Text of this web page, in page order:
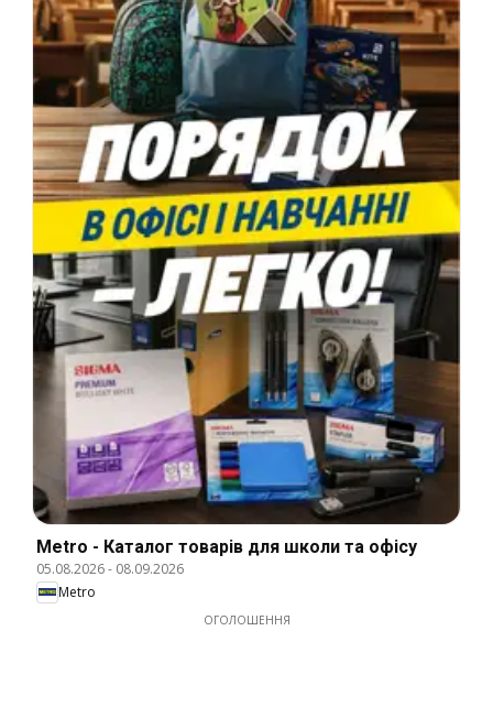
Metro - Каталог товарів для школи та офісу
05.08.2026- 08.09.2026
Metro
ОГОЛОШЕННЯ